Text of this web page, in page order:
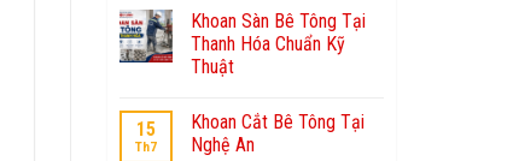
Khoan Sàn Bê Tông Tại
Thanh Hóa Chuẩn Kỹ
Thuật
15
Th7
Khoan Cắt Bê Tông Tại
Nghệ An